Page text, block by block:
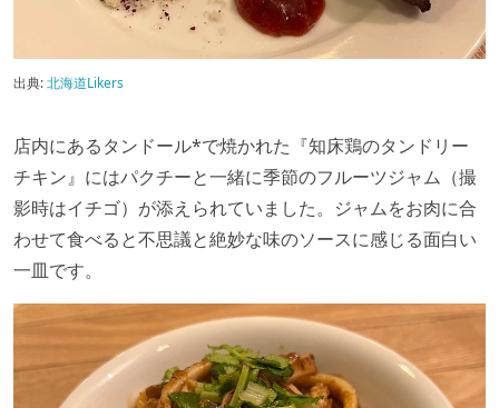
出典:北海道Likers
店内にあるタンドール*で焼かれた『知床鶏のタンドリー
チキン』にはパクチーと一緒に季節のフルーツジャム（撮
影時はイチゴ）が添えられていました。ジャムをお肉に合
わせて食べると不思議と絶妙な味のソースに感じる面白い
一皿です。